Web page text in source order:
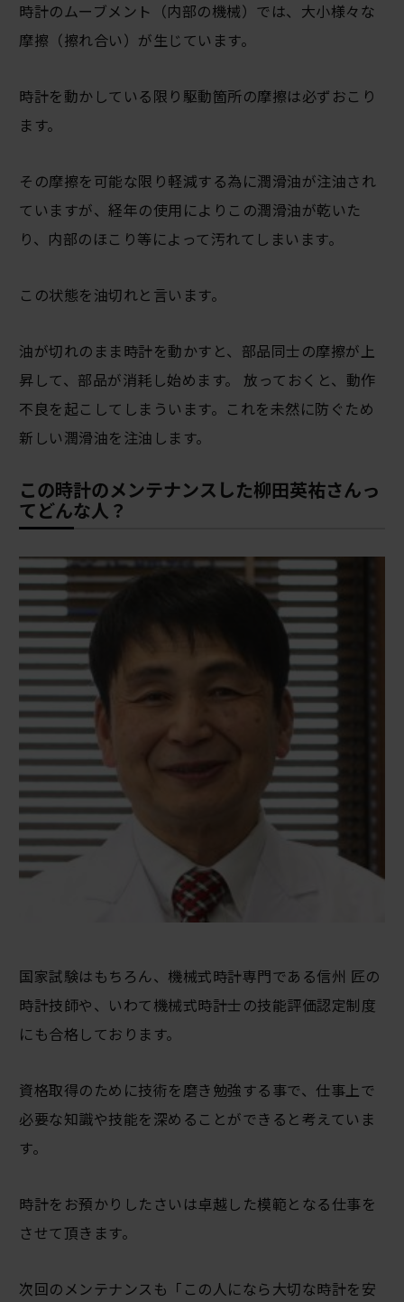
時計のムーブメント（内部の機械）では、大小様々な
摩擦（擦れ合い）が生じています。
時計を動かしている限り駆動箇所の摩擦は必ずおこり
ます。
その摩擦を可能な限り軽減する為に潤滑油が注油され
ていますが、経年の使用によりこの潤滑油が乾いた
り、内部のほこり等によって汚れてしまいます。
この状態を油切れと言います。
油が切れのまま時計を動かすと、部品同士の摩擦が上
昇して、部品が消耗し始めます。 放っておくと、動作
不良を起こしてしまういます。これを未然に防ぐため
新しい潤滑油を注油します。
この時計のメンテナンスした柳田英祐さんっ
てどんな人？
国家試験はもちろん、機械式時計専門である信州 匠の
時計技師や、いわて機械式時計士の技能評価認定制度
にも合格しております。
資格取得のために技術を磨き勉強する事で、仕事上で
必要な知識や技能を深めることができると考えていま
す。
時計をお預かりしたさいは卓越した模範となる仕事を
させて頂きます。
次回のメンテナンスも「この人になら大切な時計を安